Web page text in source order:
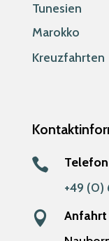
Tunesien
Marokko
Kreuzfahrten

Telefon
+49 (0)

Anfahrt